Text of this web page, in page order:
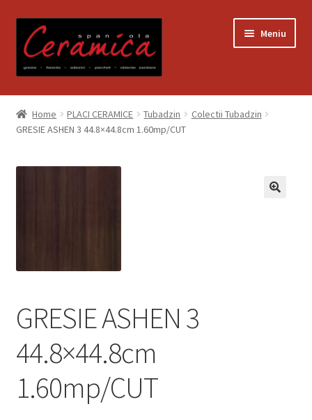
la
navigare
la
conținut
Meniu
Prima pagină
Blog
Contact
Informatii
Plata si Livrare
Politică de confidențialitate
Home PLACI CERAMICE Tubadzin
Colectii Tubadzin
GRESIE ASHEN 3 44.8×44.8cm 1.60mp/CUT
GRESIE ASHEN 3
44.8×44.8cm
1.60mp/CUT